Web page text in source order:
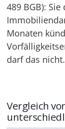
489 BGB):
Monaten
darf das nicht.
Vergleich